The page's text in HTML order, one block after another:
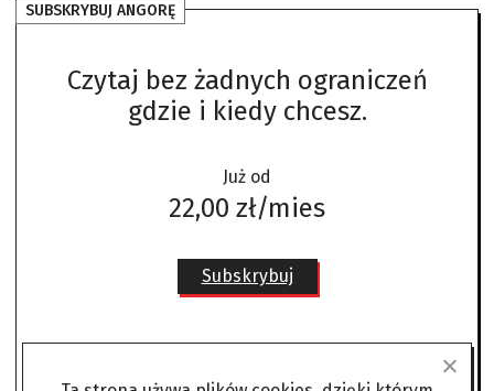
SUBSKRYBUJ ANGORĘ
Czytaj bez żadnych ograniczeń
gdzie i kiedy chcesz.
Już od
22,00 zł/mies
Subskrybuj